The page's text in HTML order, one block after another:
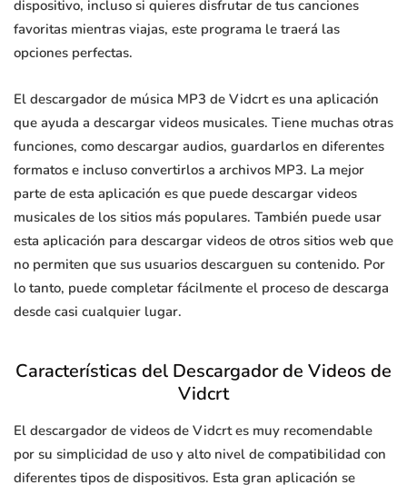
dispositivo, incluso si quieres disfrutar de tus canciones
favoritas mientras viajas, este programa le traerá las
opciones perfectas.
El descargador de música MP3 de Vidcrt es una aplicación
que ayuda a descargar videos musicales. Tiene muchas otras
funciones, como descargar audios, guardarlos en diferentes
formatos e incluso convertirlos a archivos MP3. La mejor
parte de esta aplicación es que puede descargar videos
musicales de los sitios más populares. También puede usar
esta aplicación para descargar videos de otros sitios web que
no permiten que sus usuarios descarguen su contenido. Por
lo tanto, puede completar fácilmente el proceso de descarga
desde casi cualquier lugar.
Características del Descargador de Videos de
Vidcrt
El descargador de videos de Vidcrt es muy recomendable
por su simplicidad de uso y alto nivel de compatibilidad con
diferentes tipos de dispositivos. Esta gran aplicación se